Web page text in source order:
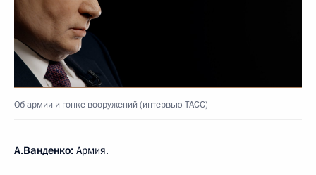
Об армии и гонке вооружений (интервью ТАСС)
А.Ванденко: Армия.